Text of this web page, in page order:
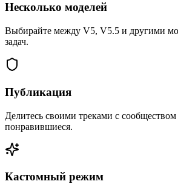
Несколько моделей
Выбирайте между V5, V5.5 и другими
задач.
Публикация
Делитесь своими треками с сообществом
понравившиеся.
Кастомный режим